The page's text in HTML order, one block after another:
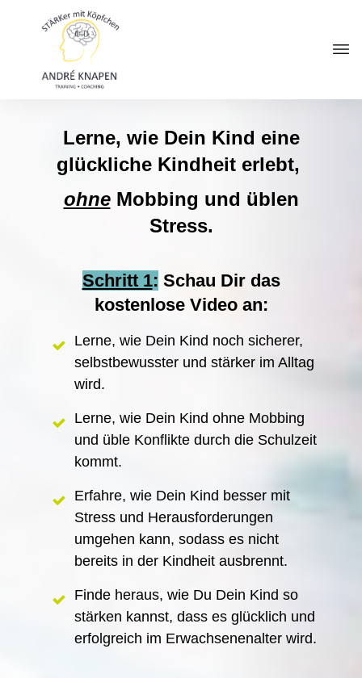
Lerne, wie Dein Kind eine
glückliche Kindheit erlebt,
ohneMobbing und üblen
Stress.
Schritt 1: Schau Dir das
kostenlose Video an:
Lerne, wie Dein Kind noch sicherer,
selbstbewusster und stärker im Alltag
wird.
Lerne, wie Dein Kind ohne Mobbing
und üble Konflikte durch die Schulzeit
kommt.
Erfahre, wie Dein Kind besser mit
Stress und Herausforderungen
umgehen kann, sodass es nicht
bereits in der Kindheit ausbrennt.
Finde heraus, wie Du Dein Kind so
stärken kannst, dass es glücklich und
erfolgreich im Erwachsenenalter wird.